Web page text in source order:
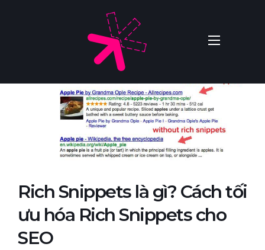
Rich Snippets là gì? Cách tối
ưu hóa Rich Snippets cho
SEO